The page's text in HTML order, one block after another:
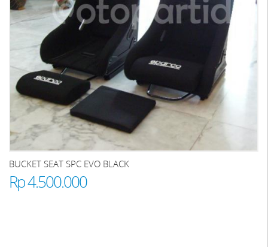
BUCKET SEAT SPC EVO BLACK
Rp 4.500.000